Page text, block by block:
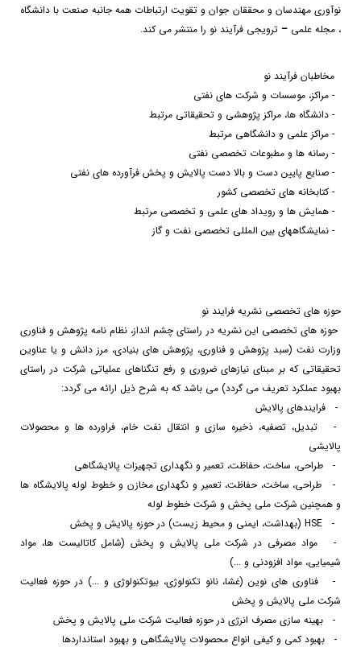
نوآوری مهندسان و محققان جوان و تقویت ارتباطات همه جانبه صنعت با دانشگاه
، مجله علمی – ترویجی فرآیند نو را منتشر می کند.
مخاطبان فرآیند نو
- مراکز، موسسات و شرکت های نفتی
- دانشگاه ها، مراکز پژوهشی و تحقیقاتی مرتبط
- مراکز علمی و دانشگاهی مرتبط
- رسانه ها و مطبوعات تخصصی نفتی
- صنایع پایین دست و بالا دست پالایش و پخش فرآورده های نفتی
-کتابخانه های تخصصی کشور
- همایش ها و رویداد های علمی و تخصصی مرتبط
- نمایشگاههای بین المللی تخصصی نفت و گاز
حوزه های تخصصی نشریه فرایند نو
حوزه های تخصصی این نشریه در راستای چشم انداز، نظام نامه پژوهش و فناوری
وزارت نفت (سبد پژوهش و فناوری، پژوهش های بنیادی، مرز دانش و یا عناوین
تحقیقاتی که بر مبنای نیازهای ضروری و رفع تنگناهای عملیاتی شرکت در راستای
بهبود عملکرد تعریف می گردد) می باشد که به شرح ذیل ارائه می گردد:
فرایندهای پالایش
تبدیل، تصفیه، ذخیره سازی و انتقال نفت خام، فراورده ها و محصولات
پالایشی
طراحی، ساخت، حفاظت، تعمیر و نگهداری تجهیزات پالایشگاهی
طراحی، ساخت، حفاظت، تعمیر و نگهداری مخازن و خطوط لوله پالایشگاه ها
و همچنین شرکت ملی پخش و شرکت خطوط لوله
HSE (بهداشت، ایمنی و محیط زیست) در حوزه پالایش و پخش
مواد مصرفی در شرکت ملی پالایش و پخش (شامل کاتالیست ها، مواد
شیمیایی، مواد افزودنی و ...)
فناوری های نوین (غشا، نانو تکنولوژی، بیوتکنولوژی و ...) در حوزه فعالیت
شرکت ملی پالایش و پخش
بهینه سازی مصرف انرژی در حوزه فعالیت شرکت ملی پالایش و پخش
بهبود کمی و کیفی انواع محصولات پالایشگاهی و بهبود استانداردها